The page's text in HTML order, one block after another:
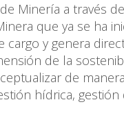
Minería a través
que ya se ha
cargo y genera
de la
de
hídrica,